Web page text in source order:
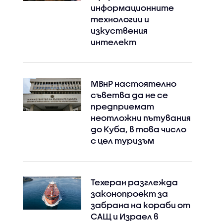
информационните
технологии и
изкуствения
интелект
МВнР настоятелно
съветва да не се
предприемат
неотложни пътувания
до Куба, в това число
с цел туризъм
Техеран разглежда
законопроект за
забрана на кораби от
САЩ и Израел в